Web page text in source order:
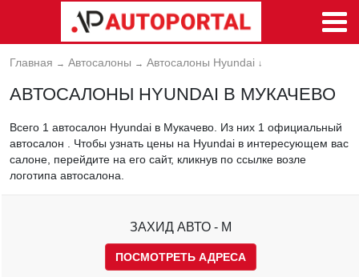
Главная → Автосалоны → Автосалоны Hyundai ↓
АВТОСАЛОНЫ HYUNDAI В МУКАЧЕВО
Всего 1 автосалон Hyundai в Мукачево. Из них 1 официальный
автосалон . Чтобы узнать цены на Hyundai в интересующем вас
салоне, перейдите на его сайт, кликнув по ссылке возле
логотипа автосалона.
ЗАХИД АВТО - М
ПОСМОТРЕТЬ АДРЕСА